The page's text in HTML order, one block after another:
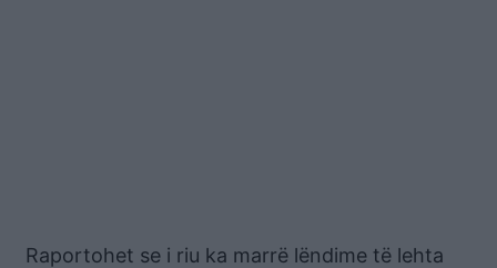
Raportohet se i riu ka marrë lëndime të lehta